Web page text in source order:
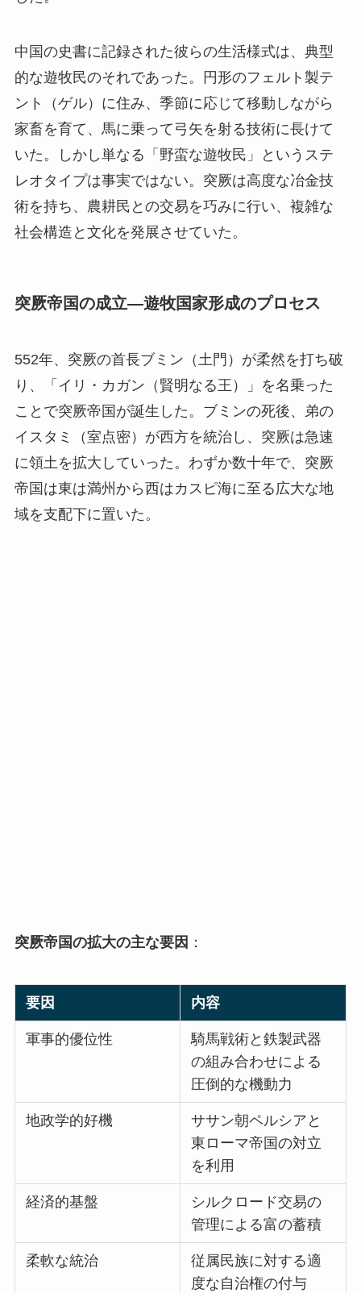
中国の史書に記録された彼らの生活様式は、典型
的な遊牧民のそれであった。円形のフェルト製テ
ント（ゲル）に住み、季節に応じて移動しながら
家畜を育て、馬に乗って弓矢を射る技術に長けて
いた。しかし単なる「野蛮な遊牧民」というステ
レオタイプは事実ではない。突厥は高度な冶金技
術を持ち、農耕民との交易を巧みに行い、複雑な
社会構造と文化を発展させていた。
突厥帝国の成立—遊牧国家形成のプロセス
552年、突厥の首長ブミン（土門）が柔然を打ち破
り、「イリ・カガン（賢明なる王）」を名乗った
ことで突厥帝国が誕生した。ブミンの死後、弟の
イスタミ（室点密）が西方を統治し、突厥は急速
に領土を拡大していった。わずか数十年で、突厥
帝国は東は満州から西はカスピ海に至る広大な地
域を支配下に置いた。
突厥帝国の拡大の主な要因 ：
要因 内容
軍事的優位性
騎馬戦術と鉄製武器
の組み合わせによる
圧倒的な機動力
地政学的好機
ササン朝ペルシアと
東ローマ帝国の対立
を利用
経済的基盤
シルクロード交易の
管理による富の蓄積
柔軟な統治
従属民族に対する適
度な自治権の付与